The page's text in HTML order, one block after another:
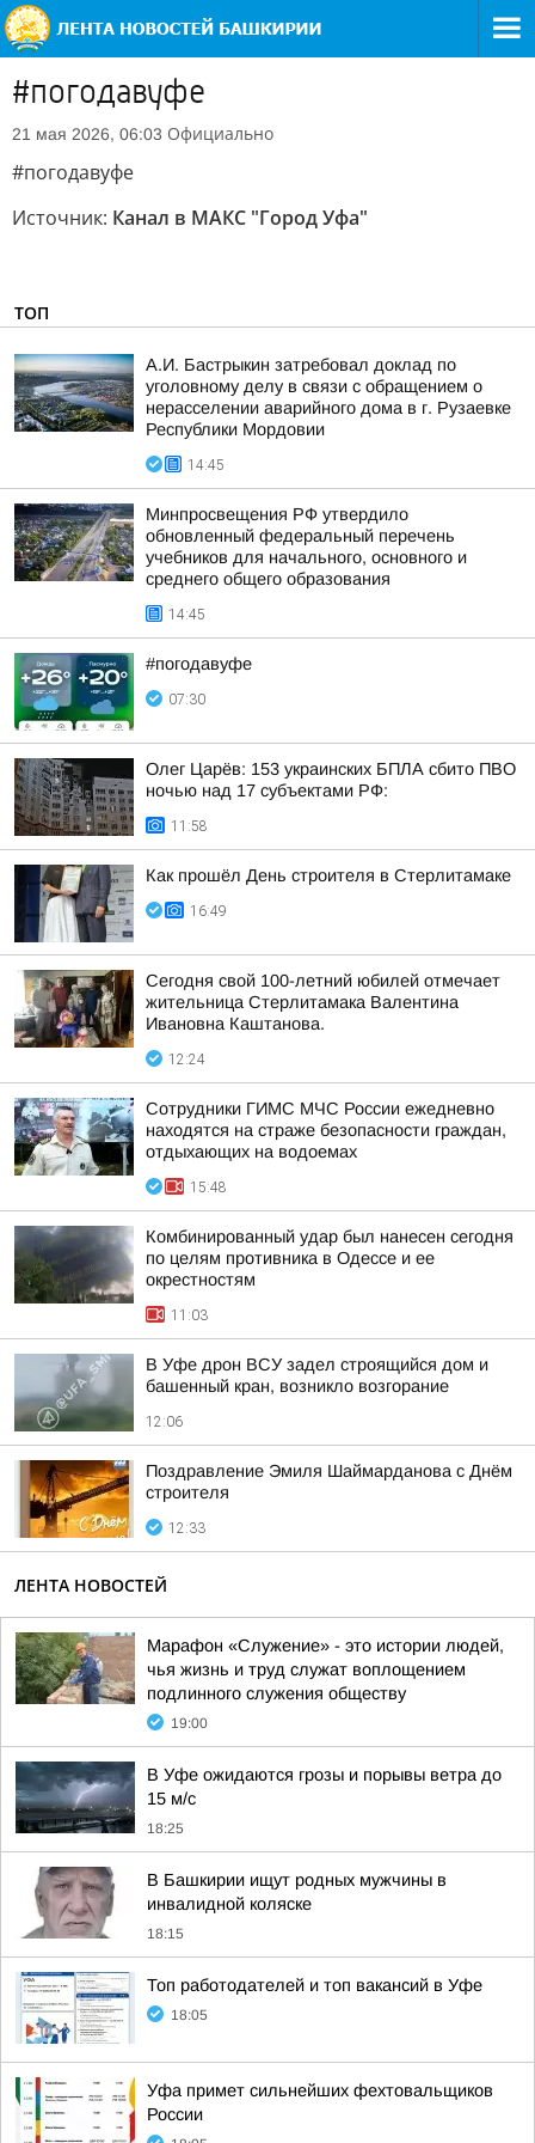
#погодавуфе
21 мая 2026, 06:03 Официально
#погодавуфе
Источник: Канал в МАКС "Город Уфа"
ТОП
А.И. Бастрыкин затребовал доклад по
уголовному делу в связи с обращением о
нерасселении аварийного дома в г. Рузаевке
Республики Мордовии
14:45
Минпросвещения РФ утвердило
обновленный федеральный перечень
учебников для начального, основного и
среднего общего образования
14:45
#погодавуфе
07:30
Олег Царёв: 153 украинских БПЛА сбито ПВО
ночью над 17 субъектами РФ:
11:58
Как прошёл День строителя в Стерлитамаке
16:49
Сегодня свой 100-летний юбилей отмечает
жительница Стерлитамака Валентина
Ивановна Каштанова.
12:24
Сотрудники ГИМС МЧС России ежедневно
находятся на страже безопасности граждан,
отдыхающих на водоемах
15:48
Комбинированный удар был нанесен сегодня
по целям противника в Одессе и ее
окрестностям
11:03
В Уфе дрон ВСУ задел строящийся дом и
башенный кран, возникло возгорание
12:06
Поздравление Эмиля Шаймарданова с Днём
строителя
12:33
ЛЕНТА НОВОСТЕЙ
Марафон «Служение» - это истории людей,
чья жизнь и труд служат воплощением
подлинного служения обществу
19:00
В Уфе ожидаются грозы и порывы ветра до
15 м/с
18:25
В Башкирии ищут родных мужчины в
инвалидной коляске
18:15
Топ работодателей и топ вакансий в Уфе
18:05
Уфа примет сильнейших фехтовальщиков
России